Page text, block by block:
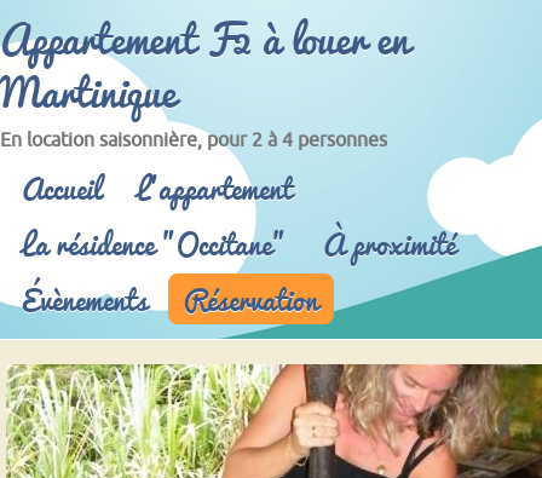
Appartement F2 à louer en
Martinique
En location saisonnière, pour 2 à 4 personnes
Menu principal
Accueil
L'appartement
La résidence "Occitane"
À proximité
Évènements
Réservation